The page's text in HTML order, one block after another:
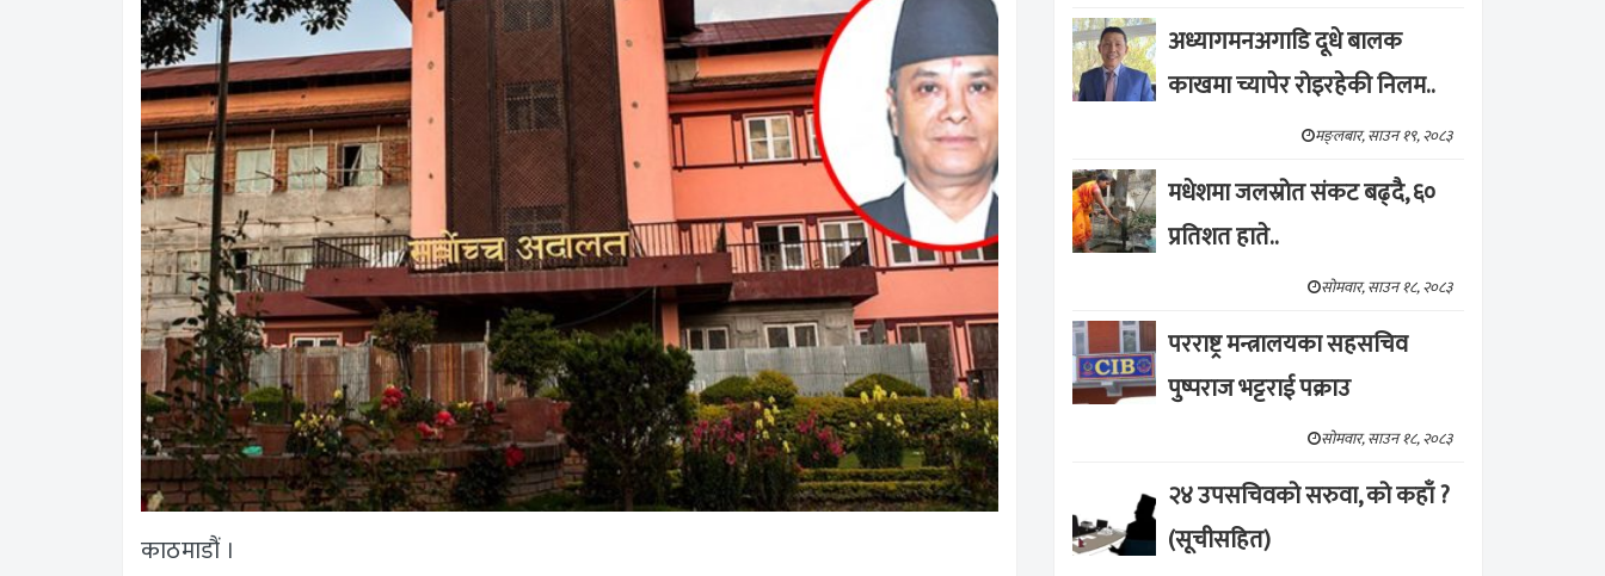
काठमाडौं ।
अध्यागमनअगाडि दूधे बालक
काखमा च्यापेर रोइरहेकी निलम..
मङ्लबार, साउन १९, २०८३
मधेशमा जलस्रोत संकट बढ्दै, ६०
प्रतिशत हाते..
सोमवार, साउन १८, २०८३
परराष्ट्र मन्त्रालयका सहसचिव
पुष्पराज भट्टराई पक्राउ
सोमवार, साउन १८, २०८३
२४ उपसचिवको सरुवा, को कहाँ ?
(सूचीसहित)